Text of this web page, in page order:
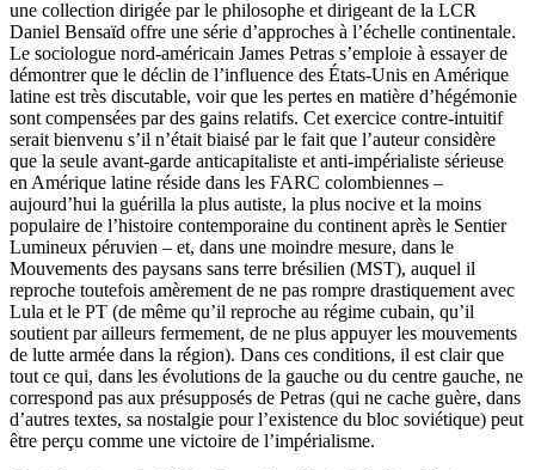
une collection dirigée par le philosophe et dirigeant de la LCR
Daniel Bensaïd offre une série d’approches à l’échelle continentale.
Le sociologue nord-américain James Petras s’emploie à essayer de
démontrer que le déclin de l’influence des États-Unis en Amérique
latine est très discutable, voir que les pertes en matière d’hégémonie
sont compensées par des gains relatifs. Cet exercice contre-intuitif
serait bienvenu s’il n’était biaisé par le fait que l’auteur considère
que la seule avant-garde anticapitaliste et anti-impérialiste sérieuse
en Amérique latine réside dans les FARC colombiennes –
aujourd’hui la guérilla la plus autiste, la plus nocive et la moins
populaire de l’histoire contemporaine du continent après le Sentier
Lumineux péruvien – et, dans une moindre mesure, dans le
Mouvements des paysans sans terre brésilien (MST), auquel il
reproche toutefois amèrement de ne pas rompre drastiquement avec
Lula et le PT (de même qu’il reproche au régime cubain, qu’il
soutient par ailleurs fermement, de ne plus appuyer les mouvements
de lutte armée dans la région). Dans ces conditions, il est clair que
tout ce qui, dans les évolutions de la gauche ou du centre gauche, ne
correspond pas aux présupposés de Petras (qui ne cache guère, dans
d’autres textes, sa nostalgie pour l’existence du bloc soviétique) peut
être perçu comme une victoire de l’impérialisme.